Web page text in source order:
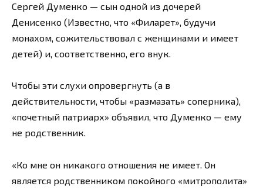
Сергей Думенко — сын одной из дочерей
Денисенко (Известно, что «Филарет», будучи
монахом, сожительствовал с женщинами и имеет
детей) и, соответственно, его внук.
Чтобы эти слухи опровергнуть (а в
действительности, чтобы «размазать» соперника),
«почетный патриарх» объявил, что Думенко — ему
не родственник.
«Ко мне он никакого отношения не имеет. Он
является родственником покойного «митрополита»